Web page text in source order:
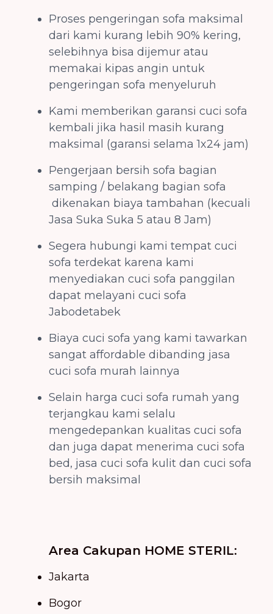
Proses pengeringan sofa maksimal
dari kami kurang lebih 90% kering,
selebihnya bisa dijemur atau
memakai kipas angin untuk
pengeringan sofa menyeluruh
Kami memberikan garansi cuci sofa
kembali jika hasil masih kurang
maksimal (garansi selama 1x24 jam)
Pengerjaan bersih sofa bagian
samping / belakang bagian sofa
dikenakan biaya tambahan (kecuali
Jasa Suka Suka 5 atau 8 Jam)
Segera hubungi kami tempat cuci
sofa terdekat karena kami
menyediakan cuci sofa panggilan
dapat melayani cuci sofa
Jabodetabek
Biaya cuci sofa yang kami tawarkan
sangat affordable dibanding jasa
cuci sofa murah lainnya
Selain harga cuci sofa rumah yang
terjangkau kami selalu
mengedepankan kualitas cuci sofa
dan juga dapat menerima cuci sofa
bed, jasa cuci sofa kulit dan cuci sofa
bersih maksimal
Area Cakupan HOME STERIL:
Jakarta
Bogor